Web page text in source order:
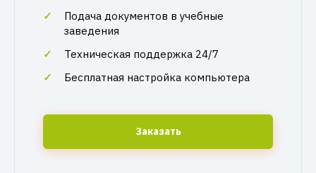
Подача документов в учебные
заведения
Техническая поддержка 24/7
Бесплатная настройка компьютера
Заказать